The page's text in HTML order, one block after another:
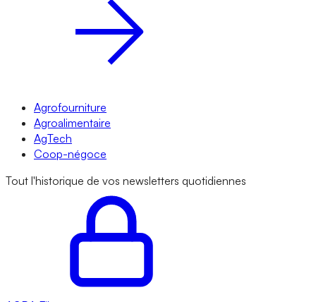
Agrofourniture
Agroalimentaire
AgTech
Coop-négoce
Tout l'historique de vos newsletters quotidiennes